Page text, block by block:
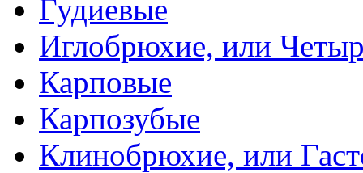
Гудиевые
Иглобрюхие, или
Карповые
Карпозубые
Клинобрюхие, или